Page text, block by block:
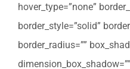
hover_type=”none”
border_style=”solid”
border_radius=””